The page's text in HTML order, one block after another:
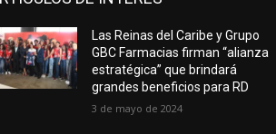
Las Reinas del Caribe y Grupo
GBC Farmacias firman “alianza
estratégica” que brindará
grandes beneficios para RD
3 de mayo de 2024